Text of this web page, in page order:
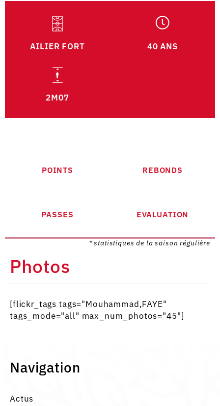
AILIER FORT 40 ANS
2M07
POINTS REBONDS
PASSES EVALUATION
* statistiques de la saison régulière
Photos
[flickr_tags tags="Mouhammad,FAYE"
tags_mode="all" max_num_photos="45"]
Navigation
Actus